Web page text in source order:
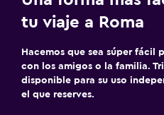
Caja fuerte para laptops
Actividades
tu viaje a Roma
Hacemos que sea súper fácil
con los amigos o la familia.
disponible para su uso
el que reserves.